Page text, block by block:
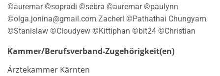
©auremar ©sopradi ©sebra ©auremar ©paulynn
©olga.jonina@gmail.com Zacherl ©Pathathai Chungyam
©Stanislaw ©Cloudyew ©Kittiphan ©bit24 ©Christian
Kammer/Berufsverband-Zugehörigkeit(en)
Ärztekammer Kärnten